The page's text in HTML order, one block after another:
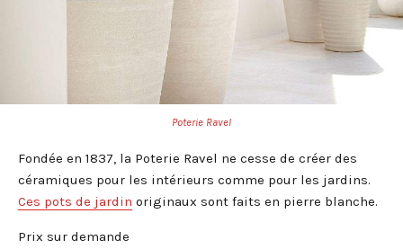
Poterie Ravel
Fondée en 1837, la Poterie Ravel ne cesse de créer des
céramiques pour les intérieurs comme pour les jardins.
Ces pots de jardin originaux sont faits en pierre blanche.
Prix sur demande